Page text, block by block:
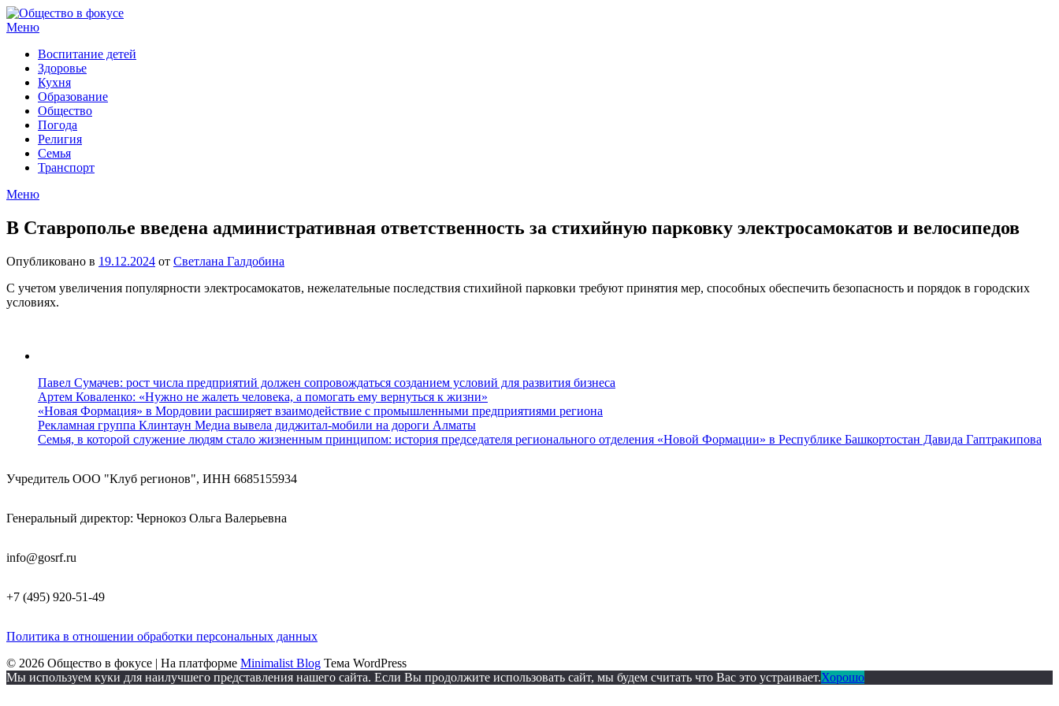
Перейти
к
Меню
Воспитание детей
Здоровье
Кухня
Образование
Общество
Погода
Религия
Семья
Транспорт
Меню
В Ставрополье введена административная ответственность за стихийную парковку электросамокатов и велосипедов
Опубликовано в 19.12.2024 от Светлана Галдобина
С учетом увеличения популярности электросамокатов, нежелательные последствия стихийной парковки требуют принятия мер, способных обеспечить безопасность и порядок в городских
условиях.
Павел Сумачев: рост числа предприятий должен сопровождаться созданием условий для развития бизнеса
Артем Коваленко: «Нужно не жалеть человека, а помогать ему вернуться к жизни»
«Новая Формация» в Мордовии расширяет взаимодействие с промышленными предприятиями региона
Рекламная группа Клинтаун Медиа вывела диджитал-мобили на дороги Алматы
Семья, в которой служение людям стало жизненным принципом: история председателя регионального отделения «Новой Формации» в Республике Башкортостан Давида Гаптракипова
Учредитель ООО "Клуб регионов", ИНН 6685155934
Генеральный директор: Чернокоз Ольга Валерьевна
info@gosrf.ru
+7 (495) 920-51-49
Политика в отношении обработки персональных данных
© 2026 Общество в фокусе | На платформе Minimalist Blog Тема WordPress
Мы используем куки для наилучшего представления нашего сайта. Если Вы продолжите использовать сайт, мы будем считать что Вас это устраивает.Хорошо